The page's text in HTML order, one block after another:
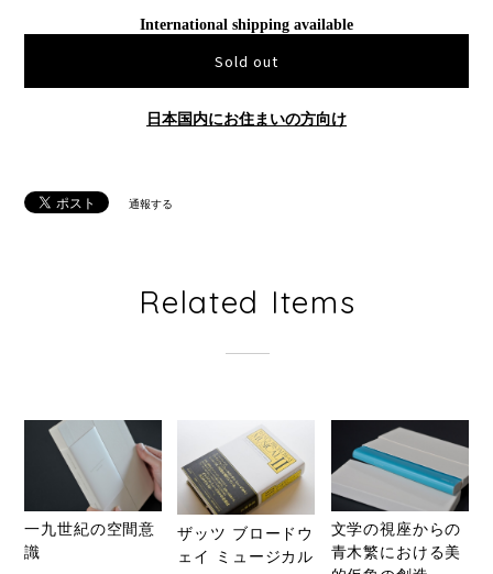
International shipping available
Sold out
日本国内にお住まいの方向け
通報する
Related Items
一九世紀の空間意
識
ザッツ ブロードウ
ェイ ミュージカル
文学の視座からの
青木繁における美